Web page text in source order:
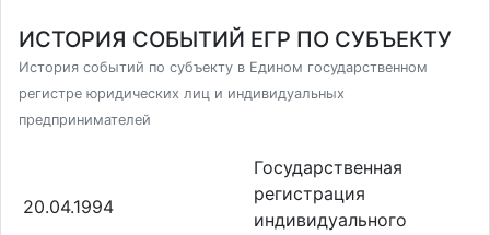
ИСТОРИЯ СОБЫТИЙ ЕГР ПО СУБЪЕКТУ
История событий по субъекту в Едином государственном
регистре юридических лиц и индивидуальных
предпринимателей
20.04.1994
Государственная
регистрация
индивидуального